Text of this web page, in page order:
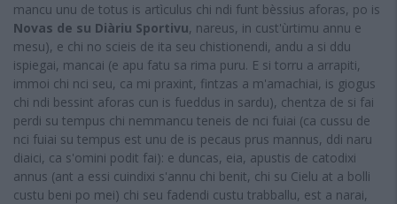
mancu unu de totus is artìculus chi ndi funt bèssius aforas, po is
Novas de su Diàriu Sportivu, nareus, in cust'ùrtimu annu e
mesu), e chi no scieis de ita seu chistionendi, andu a si ddu
ispiegai, mancai (e apu fatu sa rima puru. E si torru a arrapiti,
immoi chi nci seu, ca mi praxint, fintzas a m'amachiai, is giogus
chi ndi bessint aforas cun is fueddus in sardu), chentza de si fai
perdi su tempus chi nemmancu teneis de nci fuiai (ca cussu de
nci fuiai su tempus est unu de is pecaus prus mannus, ddi naru
diaici, ca s'omini podit fai): e duncas, eia, apustis de catodixi
annus (ant a essi cuindixi s'annu chi benit, chi su Cielu at a bolli
custu beni po mei) chi seu fadendi custu trabballu, est a narai,